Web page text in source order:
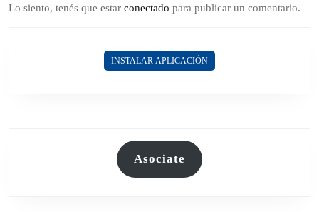
Lo siento, tenés que estar conectado para publicar un comentario.
INSTALAR APLICACIÓN
Asociate